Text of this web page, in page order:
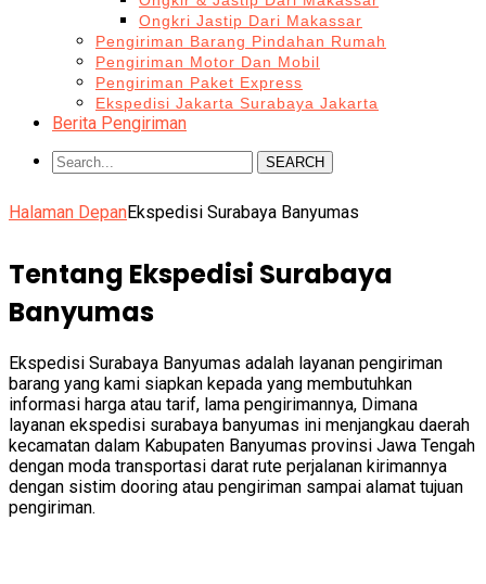
Ongkri Jastip Dari Makassar
Pengiriman Barang Pindahan Rumah
Pengiriman Motor Dan Mobil
Pengiriman Paket Express
Ekspedisi Jakarta Surabaya Jakarta
Berita Pengiriman
SEARCH
Halaman DepanEkspedisi Surabaya Banyumas
Tentang Ekspedisi Surabaya
Banyumas
Ekspedisi Surabaya Banyumas adalah layanan pengiriman
barang yang kami siapkan kepada yang membutuhkan
informasi harga atau tarif, lama pengirimannya, Dimana
layanan ekspedisi surabaya banyumas ini menjangkau daerah
kecamatan dalam Kabupaten Banyumas provinsi Jawa Tengah
dengan moda transportasi darat rute perjalanan kirimannya
dengan sistim dooring atau pengiriman sampai alamat tujuan
pengiriman.